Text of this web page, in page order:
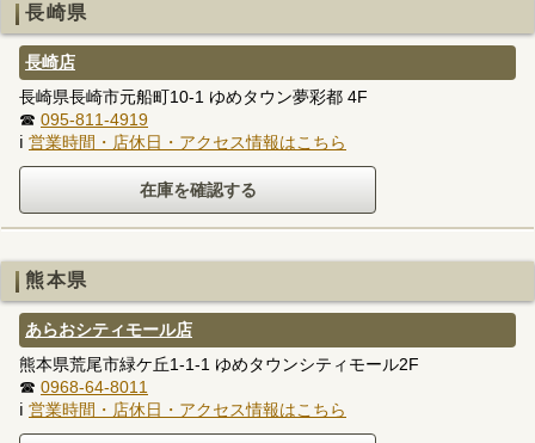
長崎県
長崎店
長崎県長崎市元船町10-1 ゆめタウン夢彩都 4F
☎ 095-811-4919
ℹ 営業時間・店休日・アクセス情報はこちら
熊本県
あらおシティモール店
熊本県荒尾市緑ケ丘1-1-1 ゆめタウンシティモール2F
☎ 0968-64-8011
ℹ 営業時間・店休日・アクセス情報はこちら